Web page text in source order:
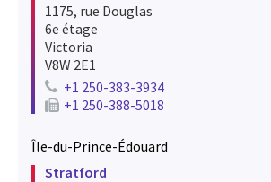
1175, rue Douglas
6e étage
Victoria
V8W 2E1
+1 250-383-3934
Telephone number for victoria
+1 250-388-5018
Île-du-Prince-Édouard
Stratford